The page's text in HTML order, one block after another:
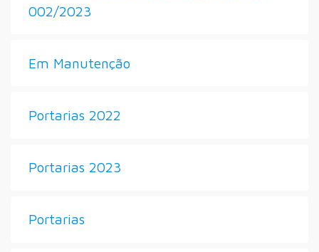
002/2023
Em Manutenção
Portarias 2022
Portarias 2023
Portarias